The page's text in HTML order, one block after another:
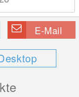
E-Mail